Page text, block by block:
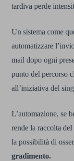
tardiva perde
Un sistema come
automatizzare
mail dopo ogni
punto del percorso
all’iniziativa del
L’automazione, se
rende la raccolta
la possibilità di
gradimento.